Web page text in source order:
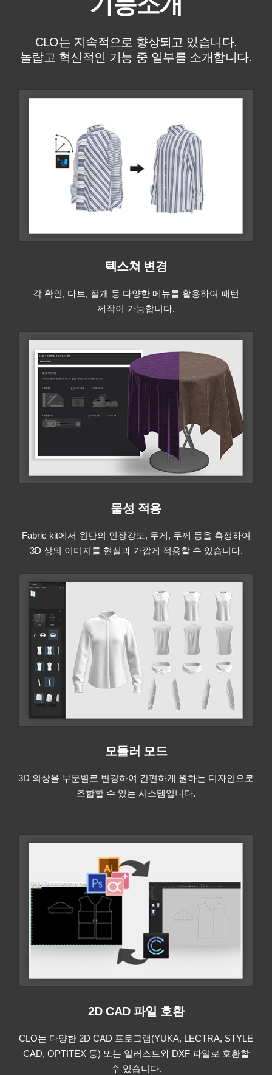
CLO는 지속적으로 향상되고 있습니다.
놀랍고 혁신적인 기능 중 일부를 소개합니다.
텍스쳐 변경
각 확인, 다트, 절개 등 다양한 메뉴를 활용하여 패턴
제작이 가능합니다.
물성 적용
Fabric kit에서 원단의 인장강도, 무게, 두께 등을 측정하여
3D 상의 이미지를 현실과 가깝게 적용할 수 있습니다.
모듈러 모드
3D 의상을 부분별로 변경하여 간편하게 원하는 디자인으로
조합할 수 있는 시스템입니다.
2D CAD 파일 호환
CLO는 다양한 2D CAD 프로그램(YUKA, LECTRA, STYLE
CAD, OPTITEX 등) 또는 일러스트와 DXF 파일로 호환할
수 있습니다.